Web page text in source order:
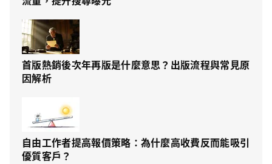
首版熱銷後次年再版是什麼意思？出版流程與常見原
因解析
自由工作者提高報價策略：為什麼高收費反而能吸引
優質客戶？